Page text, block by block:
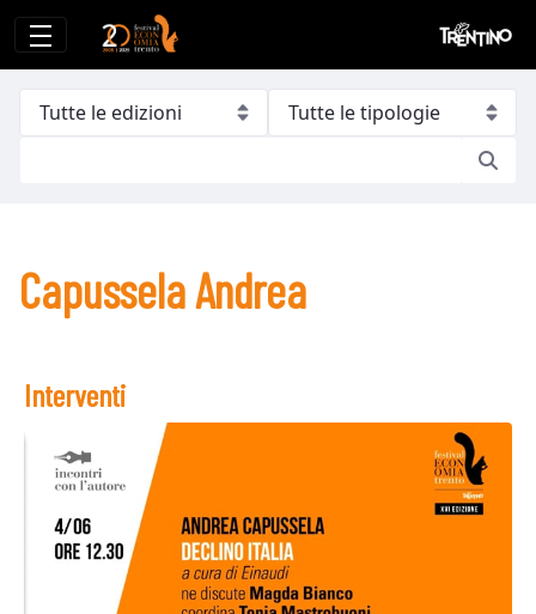
Capussela Andrea
Capussela Andrea
Interventi